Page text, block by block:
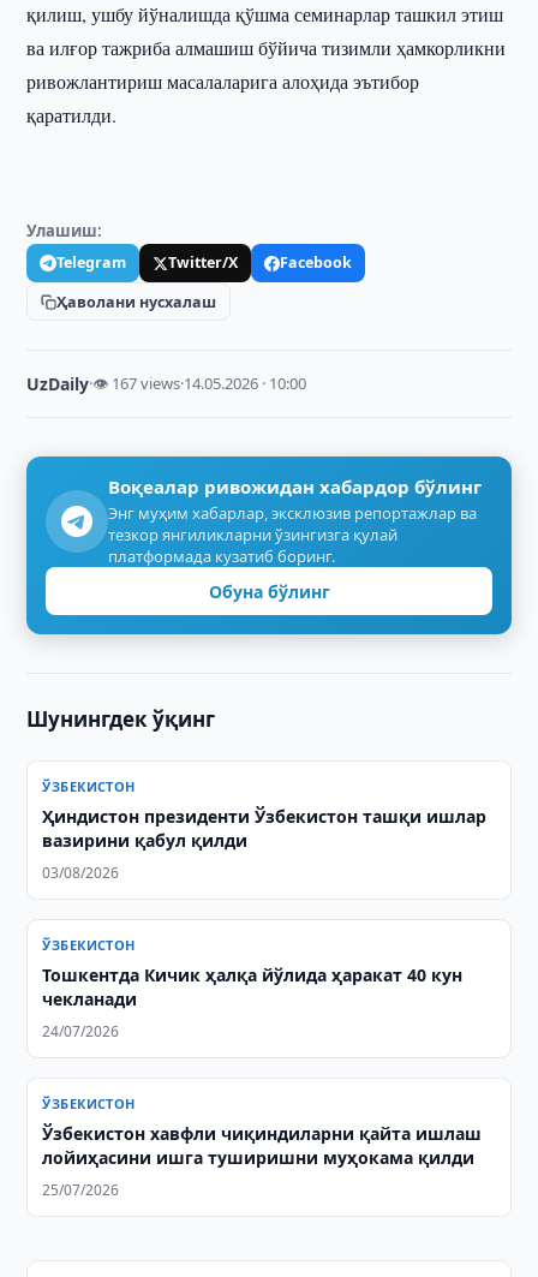
қилиш, ушбу йўналишда қўшма семинарлар ташкил этиш
ва илғор тажриба алмашиш бўйича тизимли ҳамкорликни
ривожлантириш масалаларига алоҳида эътибор
қаратилди.
Улашиш:
Telegram Twitter/X
Facebook
Ҳаволани нусхалаш
UzDaily·👁 167 views·14.05.2026 · 10:00
Воқеалар ривожидан хабардор бўлинг
Энг муҳим хабарлар, эксклюзив репортажлар ва
тезкор янгиликларни ўзингизга қулай
платформада кузатиб боринг.
Обуна бўлинг
Шунингдек ўқинг
ЎЗБЕКИСТОН
Ҳиндистон президенти Ўзбекистон ташқи ишлар
вазирини қабул қилди
03/08/2026
ЎЗБЕКИСТОН
Тошкентда Кичик ҳалқа йўлида ҳаракат 40 кун
чекланади
24/07/2026
ЎЗБЕКИСТОН
Ўзбекистон хавфли чиқиндиларни қайта ишлаш
лойиҳасини ишга туширишни муҳокама қилди
25/07/2026